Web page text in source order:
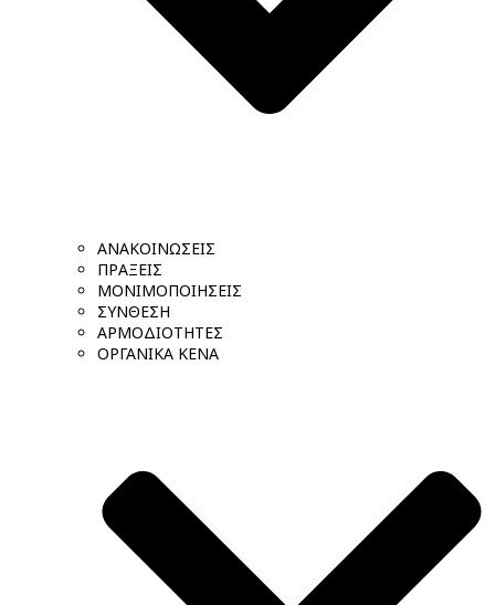
ΑΝΑΚΟΙΝΩΣΕΙΣ
ΠΡΑΞΕΙΣ
ΜΟΝΙΜΟΠΟΙΗΣΕΙΣ
ΣΥΝΘΕΣΗ
ΑΡΜΟΔΙΟΤΗΤΕΣ
ΟΡΓΑΝΙΚΑ ΚΕΝΑ